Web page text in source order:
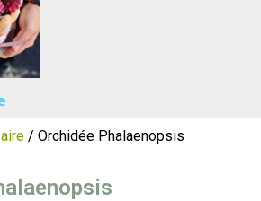
/ Orchidée Phalaenopsis